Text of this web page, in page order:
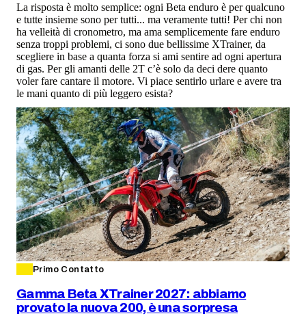
La risposta è molto semplice: ogni Beta enduro è per qualcuno
e tutte insieme sono per tutti... ma veramente tutti! Per chi non
ha velleità di cronometro, ma ama semplicemente fare enduro
senza troppi problemi, ci sono due bellissime XTrainer, da
scegliere in base a quanta forza si ami sentire ad ogni apertura
di gas. Per gli amanti delle 2T c’è solo da deci dere quanto
voler fare cantare il motore. Vi piace sentirlo urlare e avere tra
le mani quanto di più leggero esista?
Primo Contatto
Gamma Beta XTrainer 2027: abbiamo
provato la nuova 200, è una sorpresa